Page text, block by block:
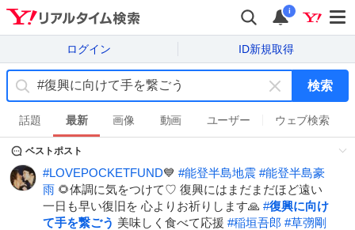
i
ログイン ID新規取得
キ
ー
ワ
ド
を
消
す
検索
話題 最新 画像 動画 ユーザー ウェブ検索
ベストポスト
#LOVEPOCKETFUND💙 #能登半島地震 #能登半島豪
雨 🌻体調に気をつけて♡ 復興にはまだまだほど遠い
一日も早い復旧を 心よりお祈りします🙏 #復興に向け
て手を繋ごう 美味しく食べて応援 #稲垣吾郎 #草彅剛